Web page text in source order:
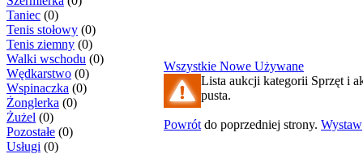
Taniec (0)
Tenis stołowy (0)
Tenis ziemny (0)
Walki wschodu (0)
Wędkarstwo (0)
Wspinaczka (0)
Żonglerka (0)
Żużel (0)
Pozostałe (0)
Usługi (0)
Wszystkie Nowe Używane
Lista aukcji kategorii Sprzęt i
pusta.
Powrót do poprzedniej strony. Wystaw